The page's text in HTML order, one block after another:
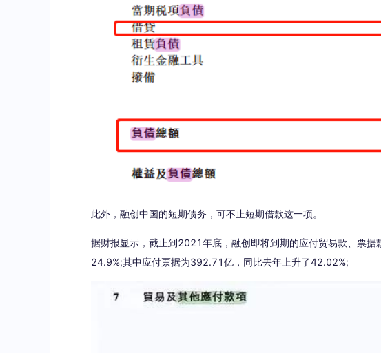
此外，融创中国的短期债务，可不止短期借款这一项。
据财报显示，截止到2021年底，融创即将到期的应付贸易款、票
24.9%;其中应付票据为392.71亿，同比去年上升了42.02%;